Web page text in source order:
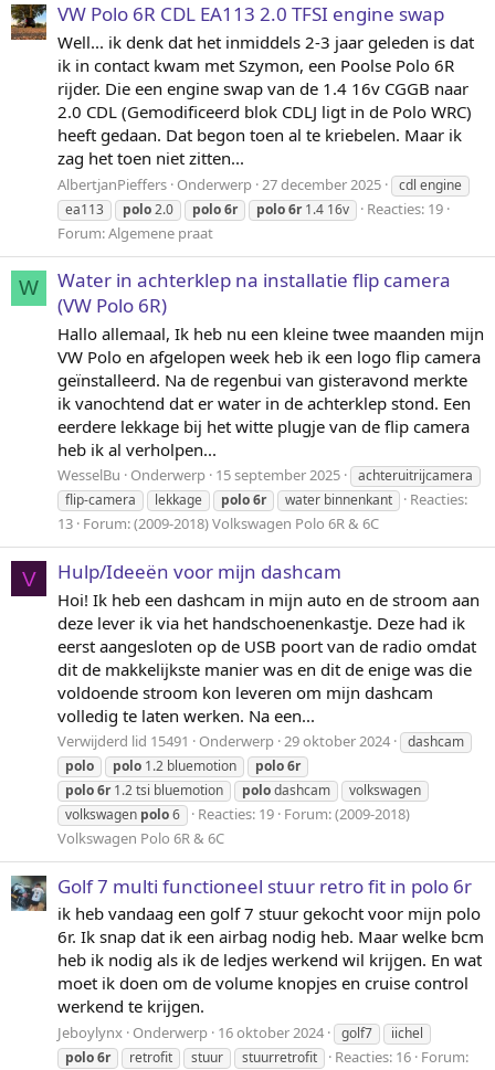
VW Polo 6R CDL EA113 2.0 TFSI engine swap
Well... ik denk dat het inmiddels 2-3 jaar geleden is dat
ik in contact kwam met Szymon, een Poolse Polo 6R
rijder. Die een engine swap van de 1.4 16v CGGB naar
2.0 CDL (Gemodificeerd blok CDLJ ligt in de Polo WRC)
heeft gedaan. Dat begon toen al te kriebelen. Maar ik
zag het toen niet zitten...
AlbertjanPieffers Onderwerp 27 december 2025
cdl engine
ea113
polo2.0 polo6r polo6r1.4 16v
Reacties: 19
Forum:Algemene praat
W
Water in achterklep na installatie flip camera
(VW Polo 6R)
Hallo allemaal, Ik heb nu een kleine twee maanden mijn
VW Polo en afgelopen week heb ik een logo flip camera
geïnstalleerd. Na de regenbui van gisteravond merkte
ik vanochtend dat er water in de achterklep stond. Een
eerdere lekkage bij het witte plugje van de flip camera
heb ik al verholpen...
WesselBu Onderwerp 15 september 2025
achteruitrijcamera
flip-camera
lekkage polo6r water binnenkant
Reacties:
13 Forum:(2009-2018) Volkswagen Polo 6R & 6C
V Hulp/Ideeën voor mijn dashcam
Hoi! Ik heb een dashcam in mijn auto en de stroom aan
deze lever ik via het handschoenenkastje. Deze had ik
eerst aangesloten op de USB poort van de radio omdat
dit de makkelijkste manier was en dit de enige was die
voldoende stroom kon leveren om mijn dashcam
volledig te laten werken. Na een...
Verwijderd lid 15491 Onderwerp 29 oktober 2024
dashcam
polo
polo 1.2 bluemotion polo6r
polo6r1.2 tsi bluemotion polodashcam
volkswagen
volkswagen polo6 Reacties: 19 Forum:(2009-2018)
Volkswagen Polo 6R & 6C
Golf 7 multi functioneel stuur retro fit in polo 6r
ik heb vandaag een golf 7 stuur gekocht voor mijn polo
6r. Ik snap dat ik een airbag nodig heb. Maar welke bcm
heb ik nodig als ik de ledjes werkend wil krijgen. En wat
moet ik doen om de volume knopjes en cruise control
werkend te krijgen.
Jeboylynx Onderwerp 16 oktober 2024 golf7
iichel
polo6r retrofit stuur stuurretrofit Reacties: 16 Forum: